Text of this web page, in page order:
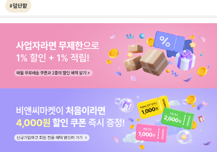
#덜단팥